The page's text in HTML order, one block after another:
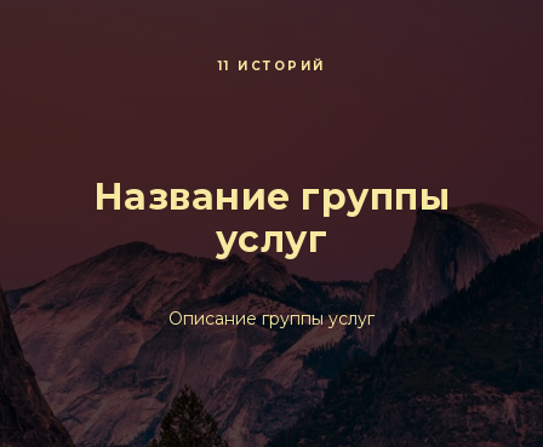
11 ИСТОРИЙ
Название группы
услуг
Описание группы услуг